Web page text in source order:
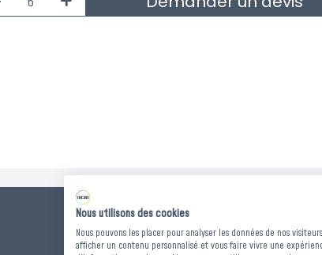
CONDITIONS D'ENTRETIEN
Nous utilisons des cookies
Nous pouvons les placer pour analyser les données de nos
afficher un contenu personnalisé et vous faire vivre une